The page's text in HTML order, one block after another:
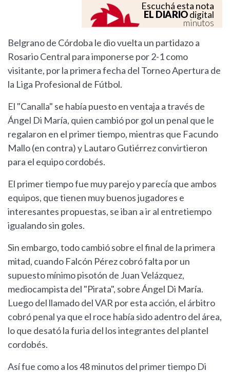
Escuchá esta nota
EL DIARIOdigital
minutos
Belgrano de Córdoba le dio vuelta un partidazo a
Rosario Central para imponerse por 2-1 como
visitante, por la primera fecha del Torneo Apertura de
la Liga Profesional de Fútbol.
El "Canalla" se había puesto en ventaja a través de
Ángel Di María, quien cambió por gol un penal que le
regalaron en el primer tiempo, mientras que Facundo
Mallo (en contra) y Lautaro Gutiérrez convirtieron
para el equipo cordobés.
El primer tiempo fue muy parejo y parecía que ambos
equipos, que tienen muy buenos jugadores e
interesantes propuestas, se iban a ir al entretiempo
igualando sin goles.
Sin embargo, todo cambió sobre el final de la primera
mitad, cuando Falcón Pérez cobró falta por un
supuesto mínimo pisotón de Juan Velázquez,
mediocampista del "Pirata", sobre Ángel Di María.
Luego del llamado del VAR por esta acción, el árbitro
cobró penal ya que el roce había sido adentro del área,
lo que desató la furia del los integrantes del plantel
cordobés.
Así fue como a los 48 minutos del primer tiempo Di